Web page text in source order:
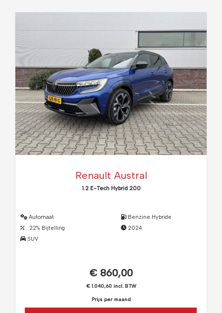
Renault Austral
1.2 E-Tech Hybrid 200
Automaat
22% Bijtelling
SUV
Benzine Hybride
2024
€ 860,00
€ 1.040,60 incl. BTW
Prijs per maand